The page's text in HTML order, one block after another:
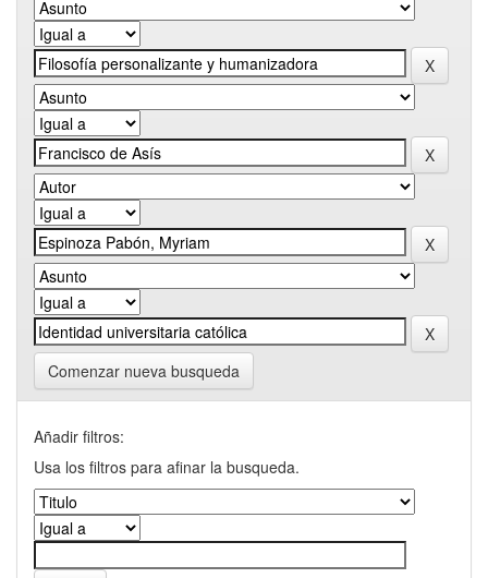
Comenzar nueva busqueda
Añadir filtros:
Usa los filtros para afinar la busqueda.